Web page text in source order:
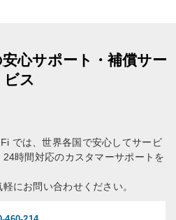
心サポート・補償サー
ビス
では、世界各国で安心してサービ
時間対応のカスタマーサポートを
にお問い合わせください。